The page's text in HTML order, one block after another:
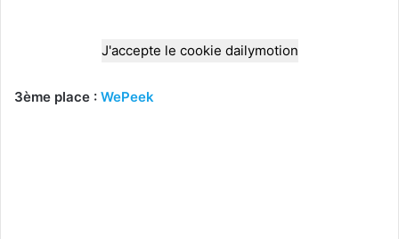
J'accepte le cookie dailymotion
3ème place : WePeek